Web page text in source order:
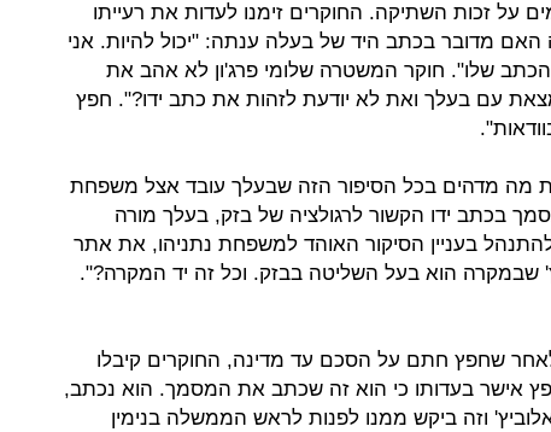
על זכות השתיקה. החוקרים זימנו לעדות את רעייתו
מדובר בכתב היד של בעלה ענתה: "יכול להיות. אני
הכתב שלו". חוקר המשטרה שלומי פרג'ון לא אהב את
את נמצאת עם בעלך ואת לא יודעת לזהות את כתב ידו?". חפץ
מה מדהים בכל הסיפור הזה שבעלך עובד אצל משפחת
בכתב ידו הקשור לרגולציה של בזק, בעלך מורה
בעניין הסיקור האוהד למשפחת נתניהו, את אתר
שבמקרה הוא בעל השליטה בבזק. וכל זה יד המקרה?".
שחפץ חתם על הסכם עד מדינה, החוקרים קיבלו
אישר בעדותו כי הוא זה שכתב את המסמך. הוא נכתב,
וזה ביקש ממנו לפנות לראש הממשלה בנימין